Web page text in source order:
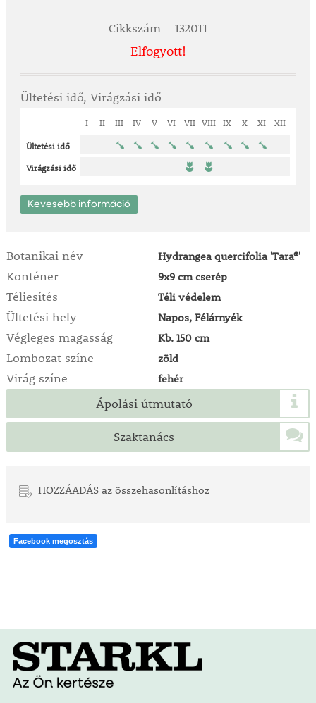
Cikkszám 132011
Elfogyott!
Ültetési idő, Virágzási idő
I II III IV V VI VII VIII IX X XI XII
Ültetési idő
Virágzási idő
Kevesebb információ
Botanikai név Hydrangea quercifolia 'Tara®'
Konténer 9x9 cm cserép
Téliesítés Téli védelem
Ültetési hely Napos, Félárnyék
Végleges magasság Kb. 150 cm
Lombozat színe zöld
Virág színe fehér
Ápolási útmutató
Szaktanács
HOZZÁADÁS az összehasonlításhoz
Facebook megosztás